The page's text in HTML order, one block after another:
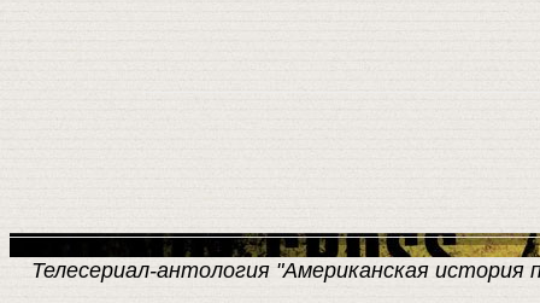
Телесериал-антология "Американская история